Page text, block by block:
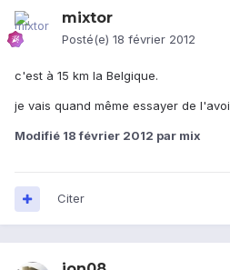
mixtor
Posté(e) 18 février 2012
c'est à 15 km la Belgique.
je vais quand même essayer de
Modifié 18 février 2012 par mix
Citer